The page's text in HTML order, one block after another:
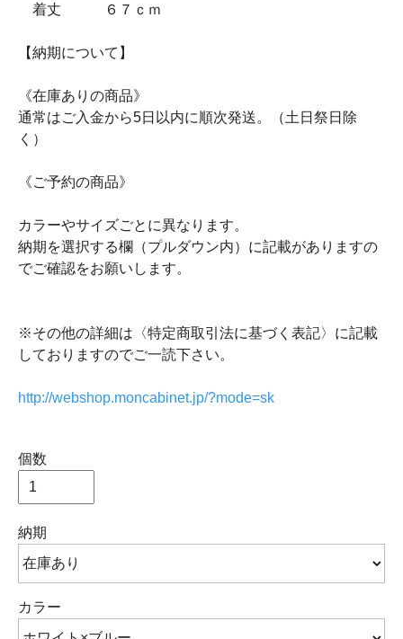
着丈 ６７ｃｍ
【納期について】
《在庫ありの商品》
通常はご入金から5日以内に順次発送。（土日祭日除
く）
《ご予約の商品》
カラーやサイズごとに異なります。
納期を選択する欄（プルダウン内）に記載がありますの
でご確認をお願いします。
※その他の詳細は〈特定商取引法に基づく表記〉に記載
しておりますのでご一読下さい。
http://webshop.moncabinet.jp/?mode=sk
個数
納期
カラー